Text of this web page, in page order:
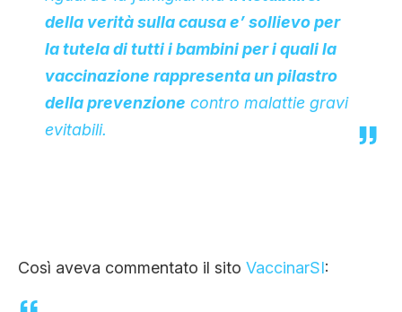
della verità sulla causa e’ sollievo per
la tutela di tutti i bambini per i quali la
vaccinazione rappresenta un pilastro
della prevenzione contro malattie gravi
evitabili.
Così aveva commentato il sito VaccinarSI: